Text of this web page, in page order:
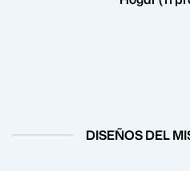
DISEÑOS DEL